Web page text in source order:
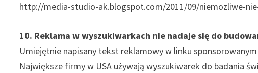
http://media-studio-ak.blogspot.com/2011/09/niemozliwe-
10. Reklama w wyszukiwarkach nie nadaje się do
Umiejętnie napisany tekst reklamowy w linku
Największe firmy w USA używają wyszukiwarek do badania